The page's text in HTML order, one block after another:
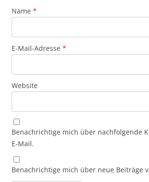
Name *
E-Mail-Adresse *
Website
Benachrichtige mich über nachfolgende
E-Mail.
Benachrichtige mich über neue Beiträge